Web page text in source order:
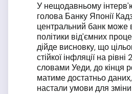
У нещодавньому
голова Банку Японії
центральний банк може
політики від'ємних
дійде висновку, що
стійкої інфляції на
словами Уеди, до кінця
матиме достатньо
настали умови для зміни